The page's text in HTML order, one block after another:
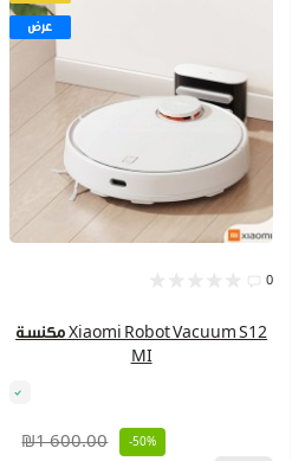
عرض
0
مكنسة Xiaomi Robot Vacuum S12
MI
₪1 600.00 -50%